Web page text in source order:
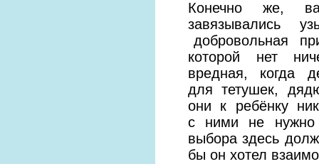
Конечно же,
добровольная
которой нет
вредная, когда
для тетушек,
они к ребёнку
с ними не нужно
выбора здесь
бы он хотел